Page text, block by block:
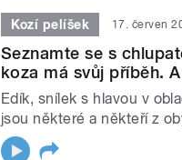
Kozí pelíšek 17. červen
Seznamte se s
koza má svůj příběh.
Edík, snílek s hlavou v
jsou některé a někteří z